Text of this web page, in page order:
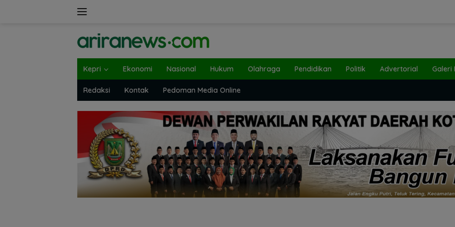
Kepri Ekonomi Nasional Hukum Olahraga Pendidikan Politik Advertorial Galeri
Redaksi Kontak Pedoman Media Online